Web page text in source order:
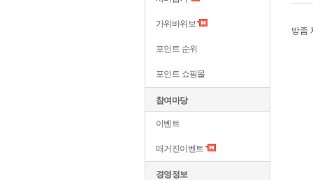
가위바위보
포인트 순위
포인트 쇼핑몰
참여마당
이벤트
매거진이벤트
경영정보
방좀